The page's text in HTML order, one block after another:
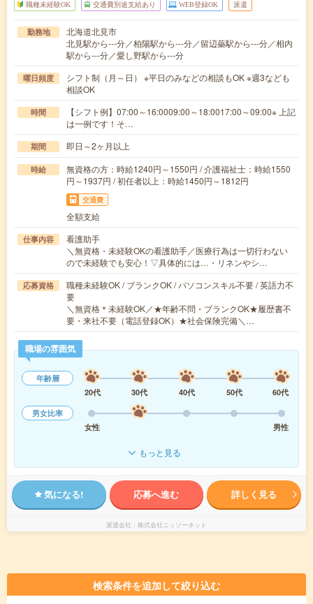
職種未経験OK 交通費別途支給あり WEB登録OK 派遣
勤務地
北海道北見市
北見駅から---分／柏陽駅から---分／留辺蘂駅から---分／相内
駅から---分／愛し野駅から---分
曜日頻度
シフト制（月～日） ※平日のみなどの相談もOK ※週3なども
相談OK
時間
【シフト例】07:00～16:0009:00～18:0017:00～09:00※ 上記
は一例です！そ…
期間 即日～2ヶ月以上
時給
無資格の方：時給1240円～1550円 / 介護福祉士：時給1550
円～1937円 / 初任者以上：時給1450円～1812円
交通費
全額支給
仕事内容
看護助手
＼無資格・未経験OKの看護助手／医療行為は一切行わない
ので未経験でも安心！▽具体的には…・リネンやシ…
応募資格
職種未経験OK / ブランクOK / パソコンスキル不要 / 英語力不
要
＼無資格＊未経験OK／★年齢不問・ブランクOK★履歴書不
要・来社不要（電話登録OK）★社会保険完備＼…
職場の雰囲気
年齢層
20代
30代 40代 50代
60代
男女比率
女性
男性
もっと見る
気になる! 応募へ進む 詳しく見る
派遣会社 株式会社ニッソーネット
検索条件を追加して絞り込む